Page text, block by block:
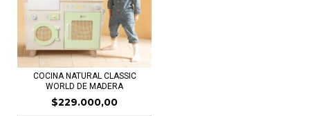
COCINA NATURAL CLASSIC
WORLD DE MADERA
$229.000,00